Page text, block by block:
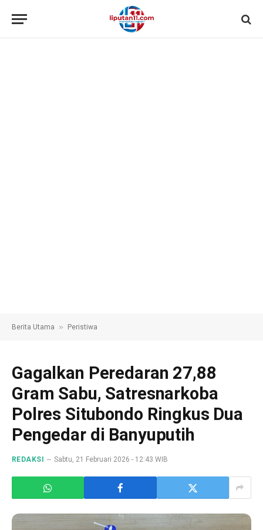
Berita Utama » Peristiwa
Gagalkan Peredaran 27,88
Gram Sabu, Satresnarkoba
Polres Situbondo Ringkus Dua
Pengedar di Banyuputih
REDAKSI Sabtu, 21 Februari 2026 - 12:43 WIB